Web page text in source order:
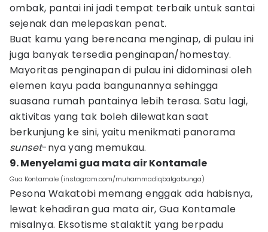
ombak, pantai ini jadi tempat terbaik untuk santai
sejenak dan melepaskan penat.
Buat kamu yang berencana menginap, di pulau ini
juga banyak tersedia penginapan/homestay.
Mayoritas penginapan di pulau ini didominasi oleh
elemen kayu pada bangunannya sehingga
suasana rumah pantainya lebih terasa. Satu lagi,
aktivitas yang tak boleh dilewatkan saat
berkunjung ke sini, yaitu menikmati panorama
sunset-nya yang memukau.
9. Menyelami gua mata air Kontamale
Gua Kontamale (instagram.com/muhammadiqbalgabunga)
Pesona Wakatobi memang enggak ada habisnya,
lewat kehadiran gua mata air, Gua Kontamale
misalnya. Eksotisme stalaktit yang berpadu